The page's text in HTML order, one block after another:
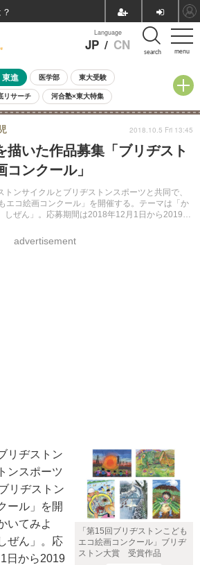
menu
Language
JP / CN search
東進 医学部 東大受験
リサーチ 河合塾×東大特集
校受験 中学受験 小学校受験
8月開催学校説明会・相談会
国公立高校 過去問 人気記事
自由研究教材（中学生向け）
描いた作品募集「ブリヂスト
ンクール」
ンサイクルとブリヂストンスポーツと共同で、
エコ絵画コンクール」を開催する。テーマは「か
ぜん」。応募期間は2018年12月1日から2019年
advertisement
2018.10.5 Fri 13:45
「第15回ブリヂストンこども
エコ絵画コンクール」ブリヂ
ストン大賞 受賞作品
リヂストン
ンスポーツ
リヂストン
ール」を開
いてみよ
ん」。応
日から2019